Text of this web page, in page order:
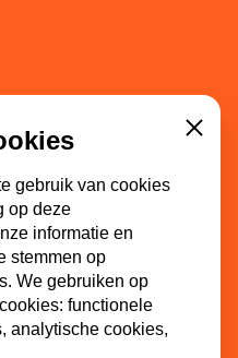
gebruik van cookies
op deze
informatie en
stemmen op
We gebruiken op
functionele
analytische cookies,
Close